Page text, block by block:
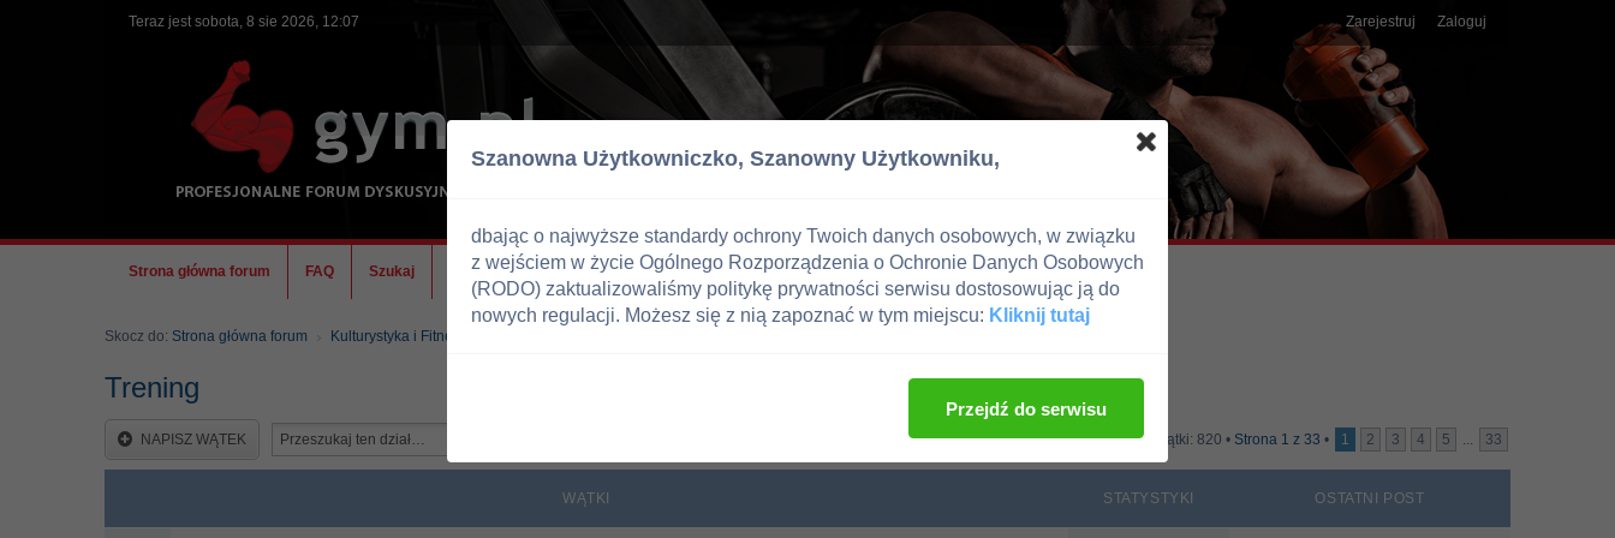
Teraz jest sobota, 8 sie 2026, 12:07 Zarejestruj Zaloguj
Strona główna forum FAQ Szukaj Ekipa
Skocz do: Strona główna forum Kulturystyka i Fitness
Trening
NAPISZ WĄTEK Wątki: 820 • Strona 1 z 33 • 1 2 3 4 5 ... 33
WĄTKI STATYSTYKI OSTATNI POST
Szanowna Użytkowniczko, Szanowny Użytkowniku,
dbając o najwyższe standardy ochrony Twoich danych osobowych, w związku
z wejściem w życie Ogólnego Rozporządzenia o Ochronie Danych Osobowych
(RODO) zaktualizowaliśmy politykę prywatności serwisu dostosowując ją do
nowych regulacji. Możesz się z nią zapoznać w tym miejscu: Kliknij tutaj
Przejdź do serwisu